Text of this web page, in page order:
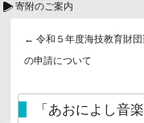
寄附のご案内
← 令和５年度海技教育財
の申請について
「あおによし音